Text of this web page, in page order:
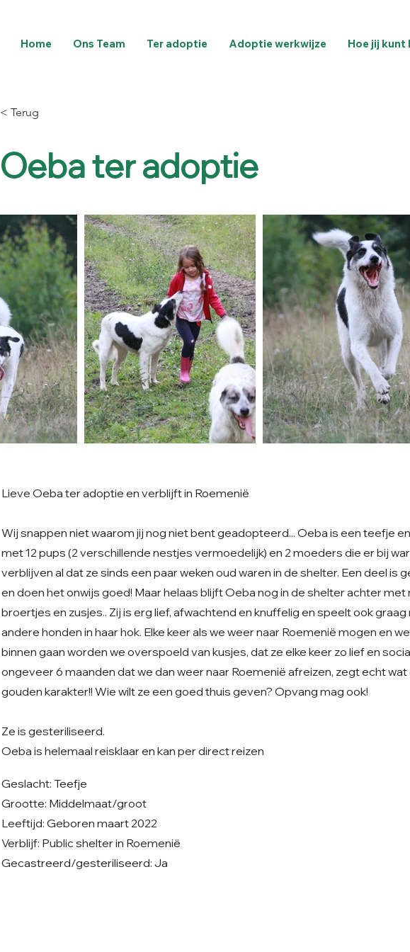
Home Ons Team Ter adoptie Adoptie werkwijze Hoe jij kunt
< Terug
Oeba ter adoptie
Lieve Oeba ter adoptie en verblijft in Roemenië
Wij snappen niet waarom jij nog niet bent geadopteerd... Oeba is een teefje
met 12 pups (2 verschillende nestjes vermoedelijk) en 2 moeders die er bij
verblijven al dat ze sinds een paar weken oud waren in de shelter. Een deel is
en doen het onwijs goed! Maar helaas blijft Oeba nog in de shelter achter met
broertjes en zusjes.. Zij is erg lief, afwachtend en knuffelig en speelt ook
andere honden in haar hok. Elke keer als we weer naar Roemenië mogen en
binnen gaan worden we overspoeld van kusjes, dat ze elke keer zo lief en
ongeveer 6 maanden dat we dan weer naar Roemenië afreizen, zegt echt wat
gouden karakter!! Wie wilt ze een goed thuis geven? Opvang mag ook!
Ze is gesteriliseerd.
Oeba is helemaal reisklaar en kan per direct reizen
Geslacht: Teefje
Grootte: Middelmaat/groot
Leeftijd: Geboren maart 2022
Verblijf: Public shelter in Roemenië
Gecastreerd/gesteriliseerd: Ja